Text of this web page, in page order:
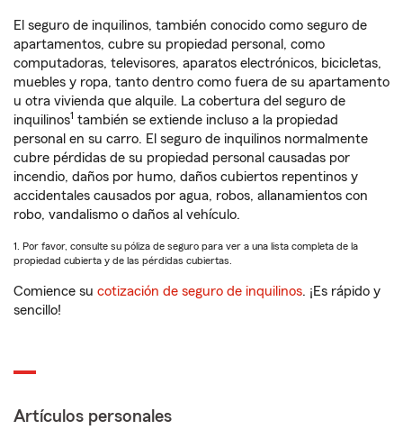
El seguro de inquilinos, también conocido como seguro de
apartamentos, cubre su propiedad personal, como
computadoras, televisores, aparatos electrónicos, bicicletas,
muebles y ropa, tanto dentro como fuera de su apartamento
u otra vivienda que alquile. La cobertura del seguro de
inquilinos1 también se extiende incluso a la propiedad
personal en su carro. El seguro de inquilinos normalmente
cubre pérdidas de su propiedad personal causadas por
incendio, daños por humo, daños cubiertos repentinos y
accidentales causados por agua, robos, allanamientos con
robo, vandalismo o daños al vehículo.
1. Por favor, consulte su póliza de seguro para ver a una lista completa de la
propiedad cubierta y de las pérdidas cubiertas.
Comience su cotización de seguro de inquilinos. ¡Es rápido y
sencillo!
Artículos personales